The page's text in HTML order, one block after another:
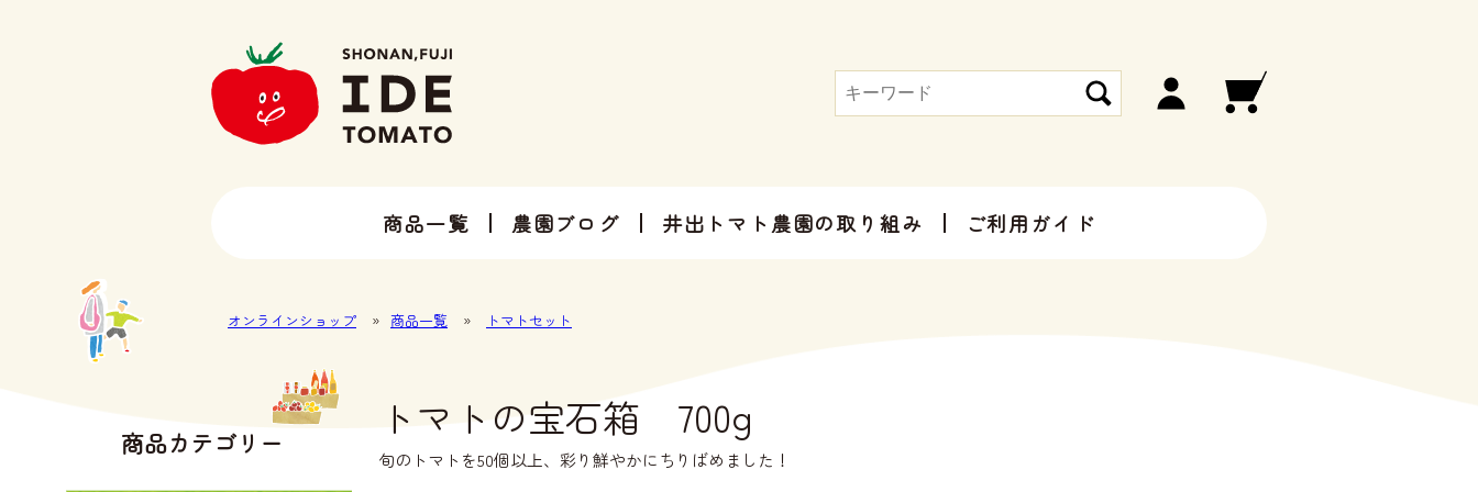
商品一覧 農園ブログ 井出トマト農園の取り組み ご利用ガイド
オンラインショップ » 商品一覧 » トマトセット
トマトの宝石箱 700g
旬のトマトを50個以上、彩り鮮やかにちりばめました！
商品カテゴリー